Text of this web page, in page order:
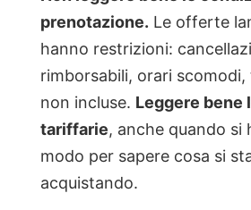
prenotazione. Le offerte
hanno restrizioni:
rimborsabili, orari
non incluse. Leggere bene
tariffarie, anche quando si
modo per sapere cosa si
acquistando.